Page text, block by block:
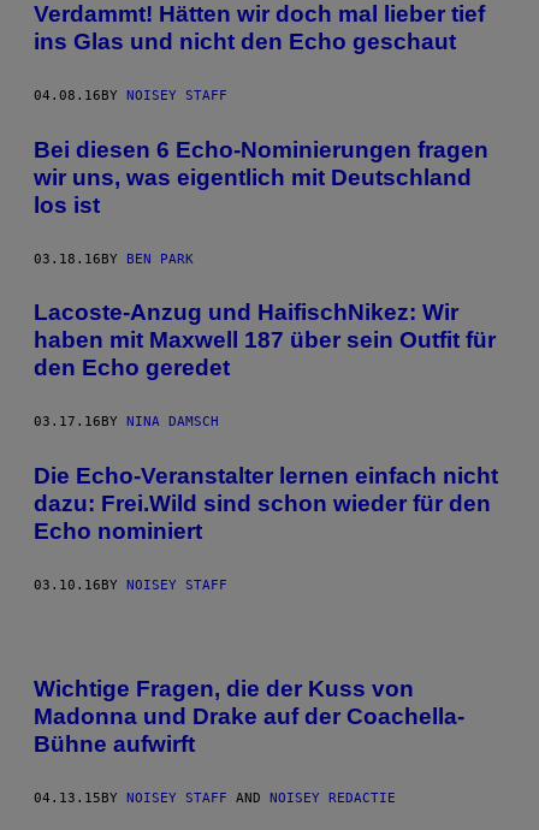
Verdammt! Hätten wir doch mal lieber tief
ins Glas und nicht den Echo geschaut
04.08.16BY NOISEY STAFF
Bei diesen 6 Echo-Nominierungen fragen
wir uns, was eigentlich mit Deutschland
los ist
03.18.16BY BEN PARK
Lacoste-Anzug und HaifischNikez: Wir
haben mit Maxwell 187 über sein Outfit für
den Echo geredet
03.17.16 BY NINA DAMSCH
Die Echo-Veranstalter lernen einfach nicht
dazu: Frei.Wild sind schon wieder für den
Echo nominiert
03.10.16BY NOISEY STAFF
Wichtige Fragen, die der Kuss von
Madonna und Drake auf der Coachella-
Bühne aufwirft
04.13.15 BY NOISEY STAFF AND NOISEY REDACTIE